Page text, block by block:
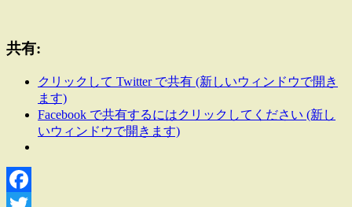
共有:
クリックして Twitter で共有 (新しいウィンドウで開き
ます)
Facebook で共有するにはクリックしてください (新し
いウィンドウで開きます)